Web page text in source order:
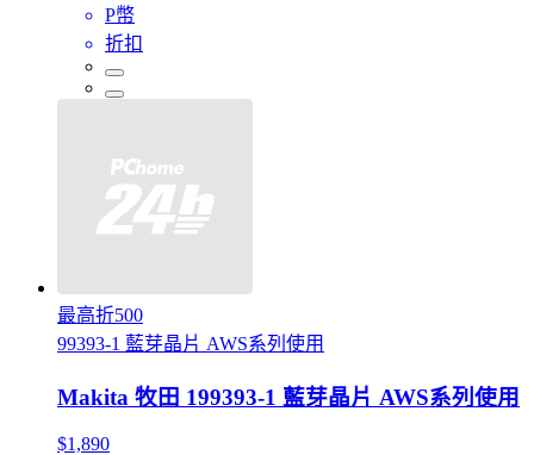
P幣
折扣
最高折500
99393-1 藍芽晶片 AWS系列使用
Makita 牧田 199393-1 藍芽晶片 AWS系列使用
$1,890